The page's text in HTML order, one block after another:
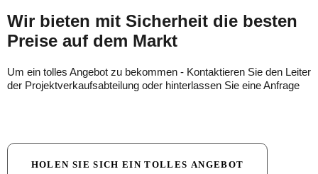
Wir bieten mit Sicherheit die besten
Preise auf dem Markt
Um ein tolles Angebot zu bekommen - Kontaktieren Sie den Leiter
der Projektverkaufsabteilung oder hinterlassen Sie eine Anfrage
HOLEN SIE SICH EIN TOLLES ANGEBOT